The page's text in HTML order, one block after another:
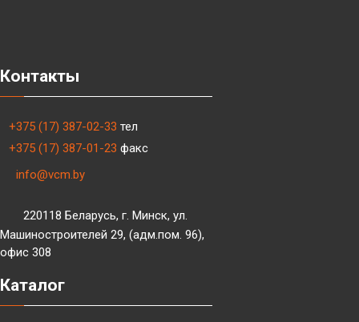
Контакты
+375 (17) 387-02-33 тел
+375 (17) 387-01-23 факс
info@vcm.by
220118 Беларусь, г. Минск, ул.
Машиностроителей 29, (адм.пом. 96),
офис 308
Каталог